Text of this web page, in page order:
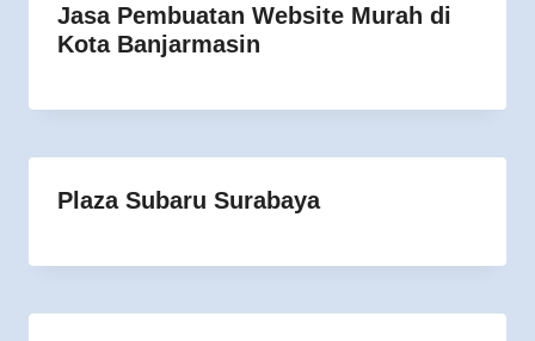
Jasa Pembuatan Website Murah di
Kota Banjarmasin
Plaza Subaru Surabaya